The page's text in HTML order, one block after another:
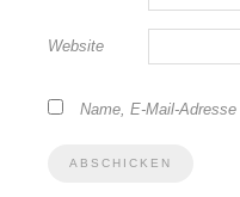
Website
Name, E-Mail-